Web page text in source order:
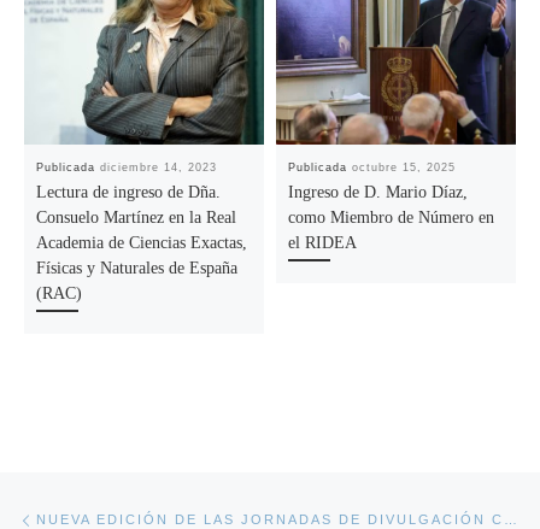
Publicadadiciembre 14, 2023
Lectura de ingreso de Dña.
Consuelo Martínez en la Real
Academia de Ciencias Exactas,
Físicas y Naturales de España
(RAC)
Publicadaoctubre 15, 2025
Ingreso de D. Mario Díaz,
como Miembro de Número en
el RIDEA
Navegación de la entrada